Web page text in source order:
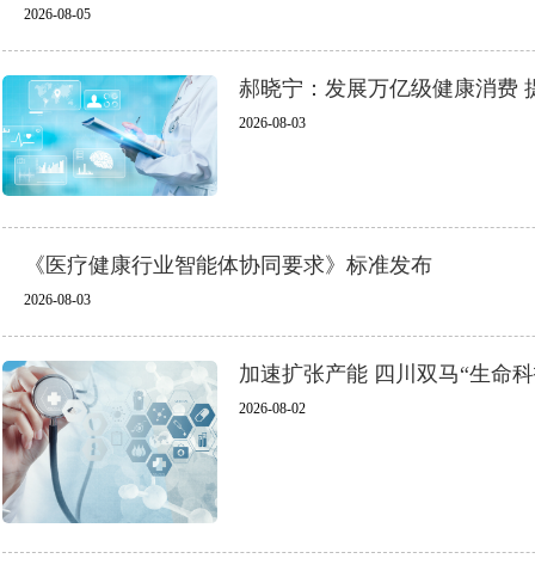
2026-08-05
郝晓宁：发展万亿级健康消费
2026-08-03
《医疗健康行业智能体协同要求》标准发布
2026-08-03
加速扩张产能 四川双马“生命
2026-08-02